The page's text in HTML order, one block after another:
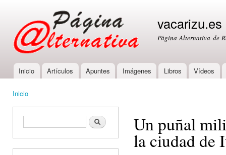
vacarizu.es
Página Alternativa de
Main menu
Inicio Artículos Apuntes Imágenes Libros Vídeos
Inicio
Formulario de búsquedaBuscar Un puñal
la ciudad de